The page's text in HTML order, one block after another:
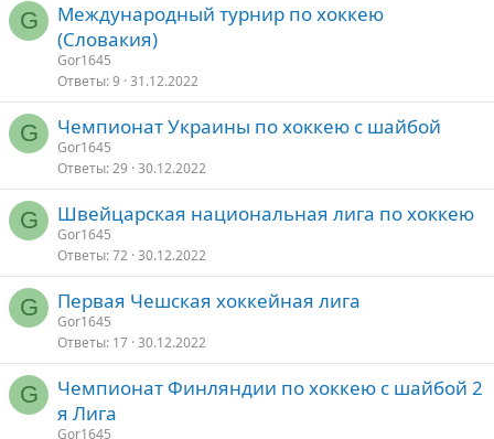
G
Международный турнир по хоккею
(Словакия)
Gor1645
Ответы 9 31.12.2022
G Чемпионат Украины по хоккею с шайбой
Gor1645
Ответы 29 30.12.2022
G Швейцарская национальная лига по хоккею
Gor1645
Ответы 72 30.12.2022
G Первая Чешская хоккейная лига
Gor1645
Ответы 17 30.12.2022
G
Чемпионат Финляндии по хоккею с шайбой 2
я Лига
Gor1645